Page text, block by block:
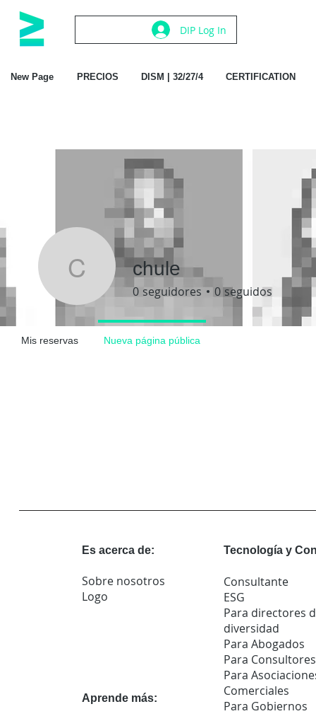
DIP Log In
New Page PRECIOS DISM | 32/27/4 CERTIFICATION
chulechule
0 seguidores 0 seguidos
Mis reservas Nueva página pública
Es acerca de:
Sobre nosotros
Logo
Aprende más:
Tecnología y
Consultante
ESG
Para directores
diversidad
Para Abogados
Para Consultores
Para
Comerciales
Para Gobiernos